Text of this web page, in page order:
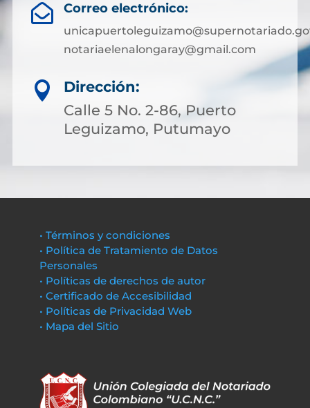
 Correo electrónico:
notariaelenalongaray@gmail.com

Dirección:
Calle 5 No. 2-86, Puerto
Leguizamo, Putumayo
• Términos y condiciones
• Política de Tratamiento de Datos
Personales
• Políticas de derechos de autor
• Certificado de Accesibilidad
• Políticas de Privacidad Web
• Mapa del Sitio